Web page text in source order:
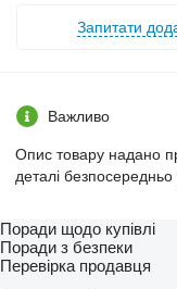
Запитати
Важливо
Опис товару надано
деталі безпосередньо
Поради щодо купівлі
Поради з безпеки
Перевірка продавця